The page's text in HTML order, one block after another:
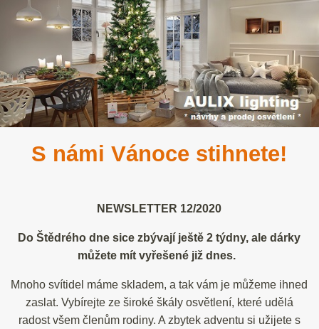
S námi Vánoce stihnete!
NEWSLETTER 12/2020
Do Štědrého dne sice zbývají ještě 2 týdny, ale dárky
můžete mít vyřešené již dnes.
Mnoho svítidel máme skladem, a tak vám je můžeme ihned
zaslat. Vybírejte ze široké škály osvětlení, které udělá
radost všem členům rodiny. A zbytek adventu si užijete s